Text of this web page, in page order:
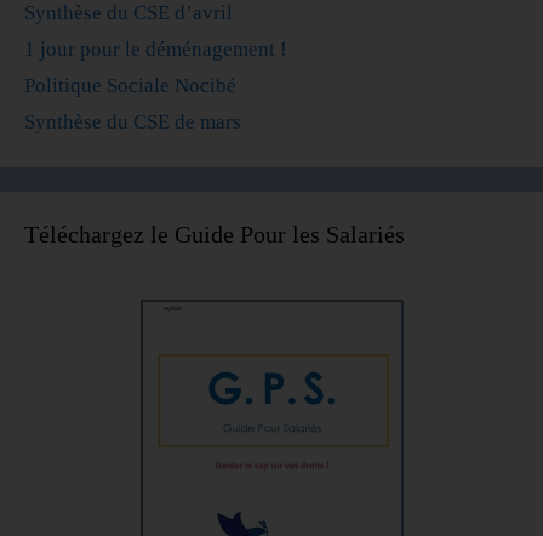
Synthèse du CSE d’avril
1 jour pour le déménagement !
Politique Sociale Nocibé
Synthèse du CSE de mars
Téléchargez le Guide Pour les Salariés